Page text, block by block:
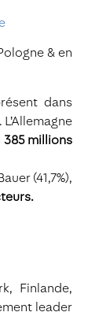
& en
dans
. L’Allemagne
385 millions
(41,7%),
Finlande,
leader